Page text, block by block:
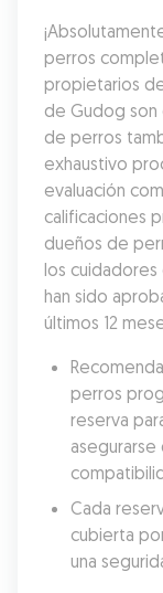
perros
propietarios
de Gudog son
de perros
exhaustivo
evaluación
calificaciones
dueños de
los
han sido
últimos 12
perros
reserva
asegurarse
Cada
cubierta
una